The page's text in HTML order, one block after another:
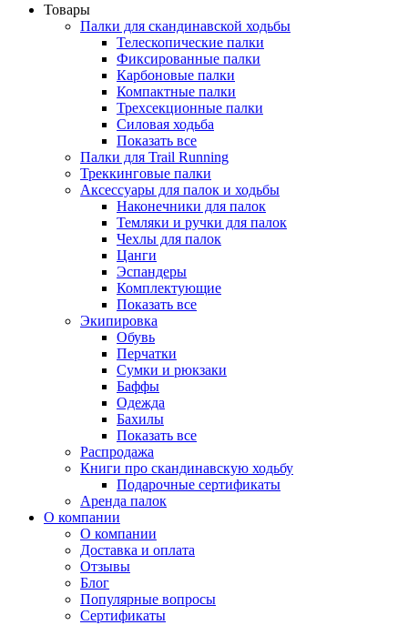
Товары
Палки для скандинавской ходьбы
Телескопические палки
Фиксированные палки
Карбоновые палки
Компактные палки
Трехсекционные палки
Силовая ходьба
Показать все
Палки для Trail Running
Треккинговые палки
Аксессуары для палок и ходьбы
Наконечники для палок
Темляки и ручки для палок
Чехлы для палок
Цанги
Эспандеры
Комплектующие
Показать все
Экипировка
Обувь
Перчатки
Сумки и рюкзаки
Баффы
Одежда
Бахилы
Показать все
Распродажа
Книги про скандинавскую ходьбу
Подарочные сертификаты
Аренда палок
О компании
О компании
Доставка и оплата
Отзывы
Блог
Популярные вопросы
Сертификаты